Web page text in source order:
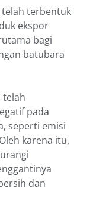
telah terbentuk
ekspor
bagi
batubara
telah
pada
seperti emisi
karena itu,
dan